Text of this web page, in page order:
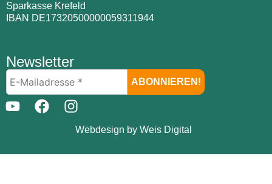
Sparkasse Krefeld
IBAN DE17320500000059311944
Newsletter
Webdesign by Weis Digital